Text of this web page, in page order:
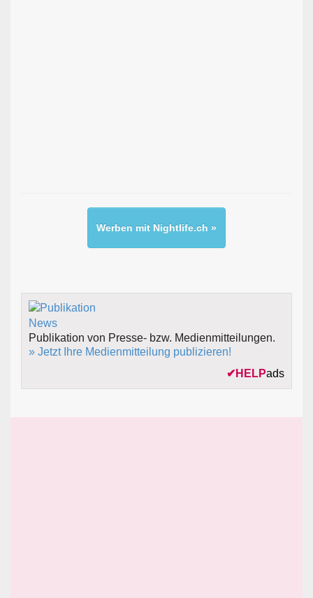
Werben mit Nightlife.ch »
Publikation von Presse- bzw. Medienmitteilungen.
» Jetzt Ihre Medienmitteilung publizieren!
✔ HELPads